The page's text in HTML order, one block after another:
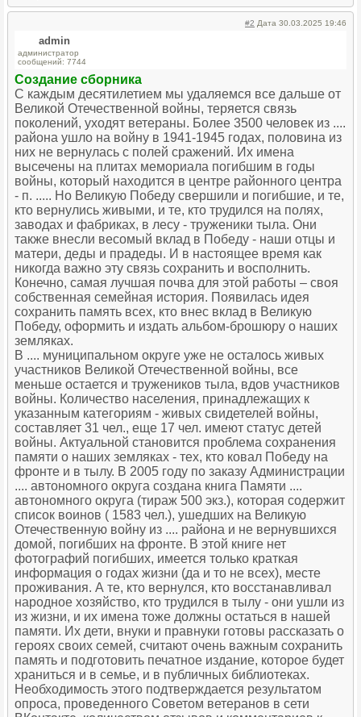
#2 Дата 30.03.2025 19:46
admin
администратор
сообщений: 7744
Создание сборника
С каждым десятилетием мы удаляемся все дальше от
Великой Отечественной войны, теряется связь
поколений, уходят ветераны. Более 3500 человек из ....
района ушло на войну в 1941-1945 годах, половина из
них не вернулась с полей сражений. Их имена
высечены на плитах мемориала погибшим в годы
войны, который находится в центре районного центра
- п. ..... Но Великую Победу свершили и погибшие, и те,
кто вернулись живыми, и те, кто трудился на полях,
заводах и фабриках, в лесу - труженики тыла. Они
также внесли весомый вклад в Победу - наши отцы и
матери, деды и прадеды. И в настоящее время как
никогда важно эту связь сохранить и восполнить.
Конечно, самая лучшая почва для этой работы – своя
собственная семейная история. Появилась идея
сохранить память всех, кто внес вклад в Великую
Победу, оформить и издать альбом-брошюру о наших
земляках.
В .... муниципальном округе уже не осталось живых
участников Великой Отечественной войны, все
меньше остается и тружеников тыла, вдов участников
войны. Количество населения, принадлежащих к
указанным категориям - живых свидетелей войны,
составляет 31 чел., еще 17 чел. имеют статус детей
войны. Актуальной становится проблема сохранения
памяти о наших земляках - тех, кто ковал Победу на
фронте и в тылу. В 2005 году по заказу Администрации
.... автономного округа создана книга Памяти ....
автономного округа (тираж 500 экз.), которая содержит
список воинов ( 1583 чел.), ушедших на Великую
Отечественную войну из .... района и не вернувшихся
домой, погибших на фронте. В этой книге нет
фотографий погибших, имеется только краткая
информация о годах жизни (да и то не всех), месте
проживания. А те, кто вернулся, кто восстанавливал
народное хозяйство, кто трудился в тылу - они ушли из
из жизни, и их имена тоже должны остаться в нашей
памяти. Их дети, внуки и правнуки готовы рассказать о
героях своих семей, считают очень важным сохранить
память и подготовить печатное издание, которое будет
храниться и в семье, и в публичных библиотеках.
Необходимость этого подтверждается результатом
опроса, проведенного Советом ветеранов в сети